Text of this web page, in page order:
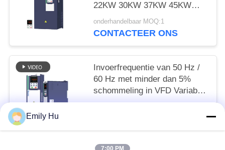
22KW 30KW 37KW 45KW
VFD Fase Vectorcontrole
onderhandelbaar MOQ:1
CONTACTEER ONS
Invoerfrequentie van 50 Hz /
60 Hz met minder dan 5%
schommeling in VFD Variable
Frequency Drive
Emily Hu
7:00 PM